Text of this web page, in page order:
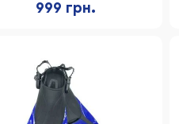
999 грн.